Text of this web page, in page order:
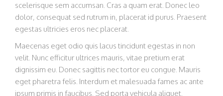
scelerisque sem accumsan. Cras a quam erat. Donec leo
dolor, consequat sed rutrum in, placerat id purus. Praesent
egestas ultricies eros nec placerat.
Maecenas eget odio quis lacus tincidunt egestas in non
velit. Nunc efficitur ultrices mauris, vitae pretium erat
dignissim eu. Donec sagittis nec tortor eu congue. Mauris
eget pharetra felis. Interdum et malesuada fames ac ante
ipsum primis in faucibus. Sed porta vehicula aliquet.